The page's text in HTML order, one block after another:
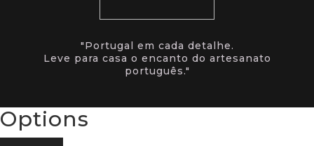
"Portugal em cada detalhe.
Leve para casa o encanto do artesanato
português."
Options